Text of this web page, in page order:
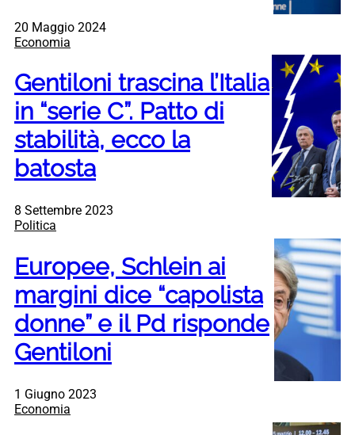
20 Maggio 2024
Economia
Gentiloni trascina l’Italia
in “serie C”. Patto di
stabilità, ecco la
batosta
8 Settembre 2023
Politica
Europee, Schlein ai
margini dice “capolista
donne” e il Pd risponde
Gentiloni
1 Giugno 2023
Economia